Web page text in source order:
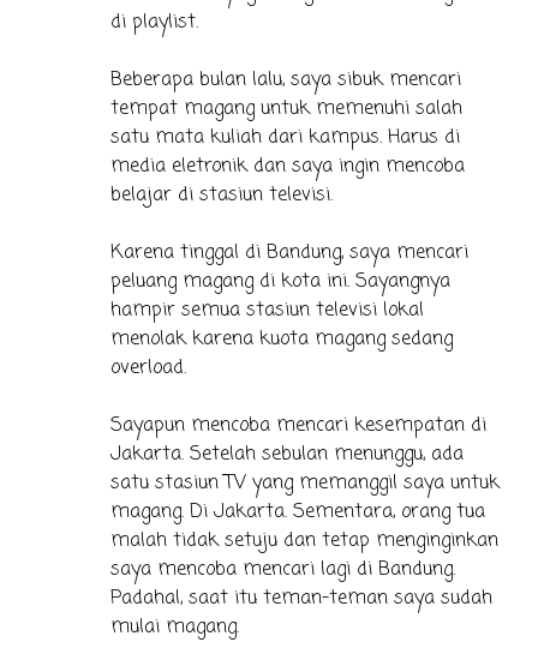
di playlist.
Beberapa bulan lalu, saya sibuk mencari
tempat magang untuk memenuhi salah
satu mata kuliah dari kampus. Harus di
media eletronik dan saya ingin mencoba
belajar di stasiun televisi.
Karena tinggal di Bandung, saya mencari
peluang magang di kota ini. Sayangnya
hampir semua stasiun televisi lokal
menolak karena kuota magang sedang
overload.
Sayapun mencoba mencari kesempatan di
Jakarta. Setelah sebulan menunggu, ada
satu stasiun TV yang memanggil saya untuk
magang. Di Jakarta. Sementara, orang tua
malah tidak setuju dan tetap menginginkan
saya mencoba mencari lagi di Bandung.
Padahal, saat itu teman-teman saya sudah
mulai magang.